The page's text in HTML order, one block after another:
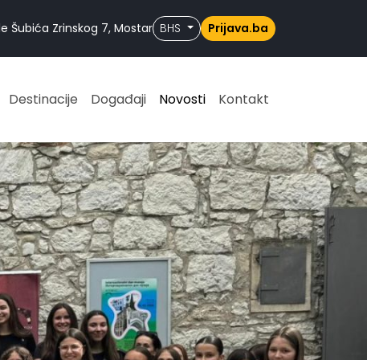
Šubića Zrinskog 7, Mostar BHS Prijava.ba
Destinacije Događaji Novosti Kontakt